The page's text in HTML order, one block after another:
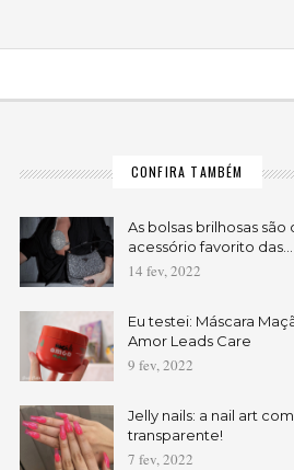
CONFIRA TAMBÉM
As bolsas brilhosas são
acessório favorito das…
14 fev, 2022
Eu testei: Máscara
Amor Leads Care
9 fev, 2022
Jelly nails: a nail art
transparente!
7 fev, 2022